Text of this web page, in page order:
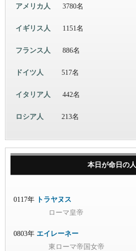
アメリカ人 3780名
イギリス人 1151名
フランス人 886名
ドイツ人 517名
イタリア人 442名
ロシア人 213名
本日が命日の人
0117年 トラヤヌス
ローマ皇帝
0803年 エイレーネー
東ローマ帝国女帝